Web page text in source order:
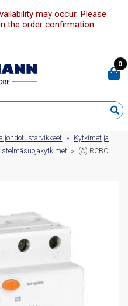
may occur. Please
the order confirmation.
0
johdotustarvikkeet »
Kytkimet ja
»
(A) RCBO